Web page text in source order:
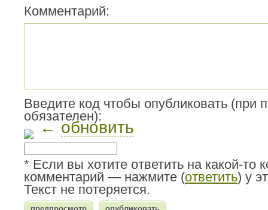
Комментарий:
Введите код чтобы опубликовать (при
обязателен):
← обновить
* Если вы хотите ответить на какой-то
комментарий — нажмите (ответить) у
Текст не потеряется.